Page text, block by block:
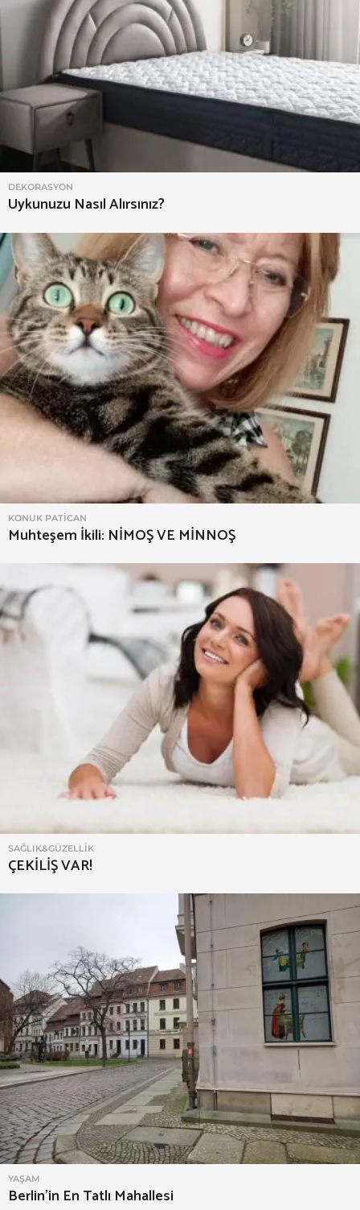
DEKORASYON
Uykunuzu Nasıl Alırsınız?
KONUK PATICAN
Muhteşem İkili: NİMOŞ VE MİNNOŞ
SAĞLIK&GÜZELLIK
ÇEKİLİŞ VAR!
YAŞAM
Berlin’in En Tatlı Mahallesi